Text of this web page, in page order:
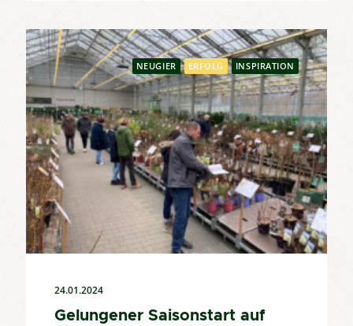
NEUGIER ERFOLG INSPIRATION
24.01.2024
Gelungener Saisonstart auf